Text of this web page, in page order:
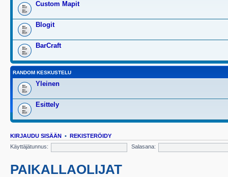
Custom Mapit
Blogit
BarCraft
RANDOM KESKUSTELU
Yleinen
Esittely
KIRJAUDU SISÄÄN • REKISTERÖIDY
Käyttäjätunnus:
Salasana:
PAIKALLAOLIJAT